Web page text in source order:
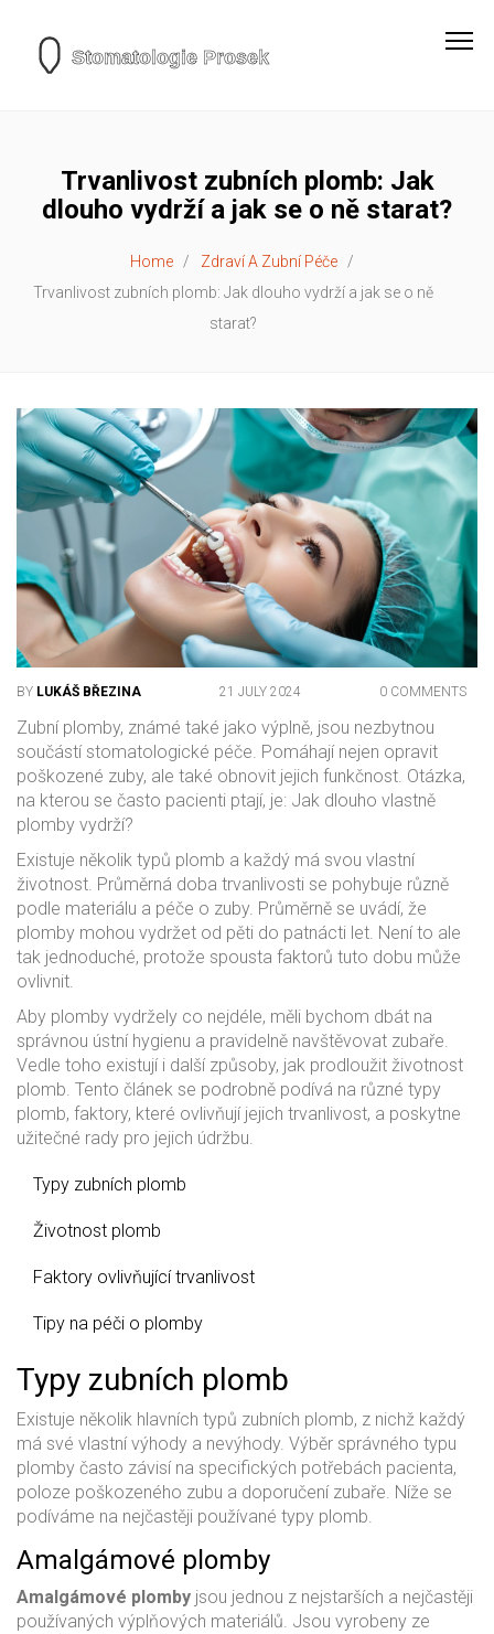
Trvanlivost zubních plomb: Jak
dlouho vydrží a jak se o ně starat?
Home
Zdraví A Zubní Péče
Trvanlivost zubních plomb: Jak dlouho vydrží a jak se o ně
starat?
BY LUKÁŠ BŘEZINA 21 JULY 2024 0 COMMENTS
Zubní plomby, známé také jako výplně, jsou nezbytnou
součástí stomatologické péče. Pomáhají nejen opravit
poškozené zuby, ale také obnovit jejich funkčnost. Otázka,
na kterou se často pacienti ptají, je: Jak dlouho vlastně
plomby vydrží?
Existuje několik typů plomb a každý má svou vlastní
životnost. Průměrná doba trvanlivosti se pohybuje různě
podle materiálu a péče o zuby. Průměrně se uvádí, že
plomby mohou vydržet od pěti do patnácti let. Není to ale
tak jednoduché, protože spousta faktorů tuto dobu může
ovlivnit.
Aby plomby vydržely co nejdéle, měli bychom dbát na
správnou ústní hygienu a pravidelně navštěvovat zubaře.
Vedle toho existují i další způsoby, jak prodloužit životnost
plomb. Tento článek se podrobně podívá na různé typy
plomb, faktory, které ovlivňují jejich trvanlivost, a poskytne
užitečné rady pro jejich údržbu.
Typy zubních plomb
Životnost plomb
Faktory ovlivňující trvanlivost
Tipy na péči o plomby
Typy zubních plomb
Existuje několik hlavních typů zubních plomb, z nichž každý
má své vlastní výhody a nevýhody. Výběr správného typu
plomby často závisí na specifických potřebách pacienta,
poloze poškozeného zubu a doporučení zubaře. Níže se
podíváme na nejčastěji používané typy plomb.
Amalgámové plomby
Amalgámové plomby jsou jednou z nejstarších a nejčastěji
používaných výplňových materiálů. Jsou vyrobeny ze